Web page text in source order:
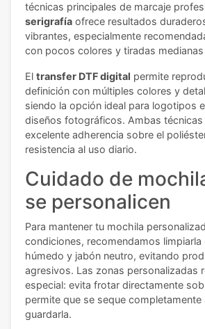
técnicas principales de marcaje
serigrafía ofrece resultados
vibrantes, especialmente
con pocos colores y tiradas
El transfer DTF digital permite
definición con múltiples colores y
siendo la opción ideal para logotipos
diseños fotográficos. Ambas técnicas
excelente adherencia sobre el
resistencia al uso diario.
Cuidado de
se personalicen
Para mantener tu mochila
condiciones, recomendamos limpiarla
húmedo y jabón neutro, evitando
agresivos. Las zonas personalizadas
especial: evita frotar directamente
permite que se seque completamente
guardarla.